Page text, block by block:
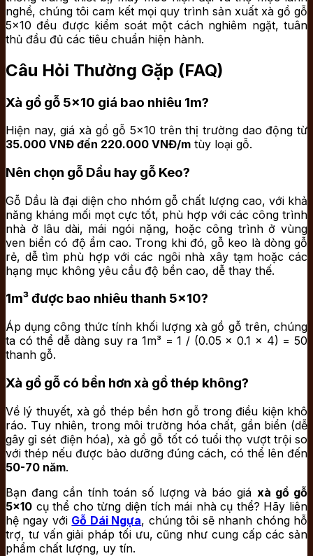
nghề, chúng tôi cam kết mọi quy trình sản xuất xà gồ gỗ
5×10 đều được kiểm soát một cách nghiêm ngặt, tuân
thủ đầu đủ các tiêu chuẩn hiện hành.
Câu Hỏi Thường Gặp (FAQ)
Xà gồ gỗ 5×10 giá bao nhiêu 1m?
Hiện nay, giá xà gồ gỗ 5×10 trên thị trường dao động từ
35.000 VNĐ đến 220.000 VNĐ/m tùy loại gỗ.
Nên chọn gỗ Dầu hay gỗ Keo?
Gỗ Dầu là đại diện cho nhóm gỗ chất lượng cao, với khả
năng kháng mối mọt cực tốt, phù hợp với các công trình
nhà ở lâu dài, mái ngói nặng, hoặc công trình ở vùng
ven biển có độ ẩm cao. Trong khi đó, gỗ keo là dòng gỗ
rẻ, dễ tìm phù hợp với các ngôi nhà xây tạm hoặc các
hạng mục không yêu cầu độ bền cao, dễ thay thế.
1m³ được bao nhiêu thanh 5×10?
Áp dụng công thức tính khối lượng xà gồ gỗ trên, chúng
ta có thể dễ dàng suy ra 1m³ = 1 / (0.05 x 0.1 x 4) = 50
thanh gỗ.
Xà gồ gỗ có bền hơn xà gồ thép không?
Về lý thuyết, xà gồ thép bền hơn gỗ trong điều kiện khô
ráo. Tuy nhiên, trong môi trường hóa chất, gần biển (dễ
gây gỉ sét điện hóa), xà gồ gỗ tốt có tuổi thọ vượt trội so
với thép nếu được bảo dưỡng đúng cách, có thể lên đến
50-70 năm.
Bạn đang cần tính toán số lượng và báo giá xà gồ gỗ
5×10 cụ thể cho từng diện tích mái nhà cụ thể? Hãy liên
hệ ngay với Gỗ Dái Ngựa, chúng tôi sẽ nhanh chóng hỗ
trợ, tư vấn giải pháp tối ưu, cũng như cung cấp các sản
phẩm chất lượng, uy tín.